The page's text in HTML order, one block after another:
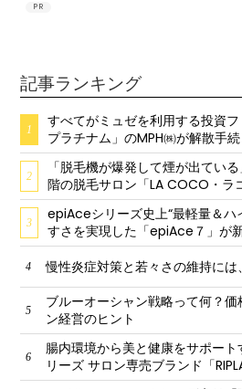
PR
記事ランキング
1
すべてがミュゼを利用する投資
プラチナム」のMPH㈱が解散手続
2
「脱毛機が爆発して煙が出てい
階の脱毛サロン「LA COCO・ラ
3
epiAceシリーズ史上“最軽量＆ハ
すさを実現した「epiAce７」が
4 慢性炎症対策と若々さの維持には
5
ブルーオーシャン戦略って何？
ン経営のヒント
6
腸内環境から美と健康をサポー
リーズ サロン専売ブランド「